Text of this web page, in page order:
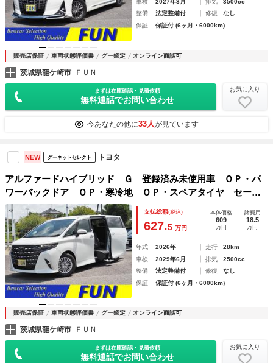
車検
2027年3月 排気
3500cc
整備
法定整備付 修復
なし
保証
保証付 (6ヶ月・6000km)
販売店保証 車両状態評価書 グー鑑定 オンライン商談可
茨城県龍ケ崎市 ＦＵＮ
まずは在庫確認・見積依頼
無料通話でお問い合わせ
お気に入り
今あなたの他に33人が見ています
NEW グーネットセレクト トヨタ
アルファードハイブリッド Ｇ 登録済み未使用車 ＯＰ・パ
ワーバックドア ＯＰ・寒冷地 ＯＰ・スペアタイヤ セーフ
ティセンス ＢＳＭ 全周囲 Ｄインナーミラー コンビシー
ト ドラレコ前後 １４ｉｎディスプレイオーディオプラス
支払総額(税込)
627.5 万円
本体価格
609
万円
諸費用
18.5
万円
年式 2026年 走行
28km
車検
2029年6月 排気
2500cc
整備
法定整備付 修復
なし
保証
保証付 (6ヶ月・6000km)
販売店保証 車両状態評価書 グー鑑定 オンライン商談可
茨城県龍ケ崎市 ＦＵＮ
まずは在庫確認・見積依頼
無料通話でお問い合わせ
お気に入り